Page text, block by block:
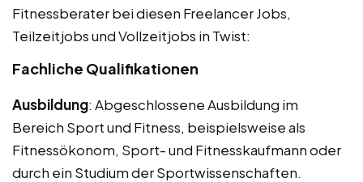
Fitnessberater bei diesen Freelancer Jobs,
Teilzeitjobs und Vollzeitjobs in Twist:
Fachliche Qualifikationen
Ausbildung: Abgeschlossene Ausbildung im
Bereich Sport und Fitness, beispielsweise als
Fitnessökonom, Sport- und Fitnesskaufmann oder
durch ein Studium der Sportwissenschaften.